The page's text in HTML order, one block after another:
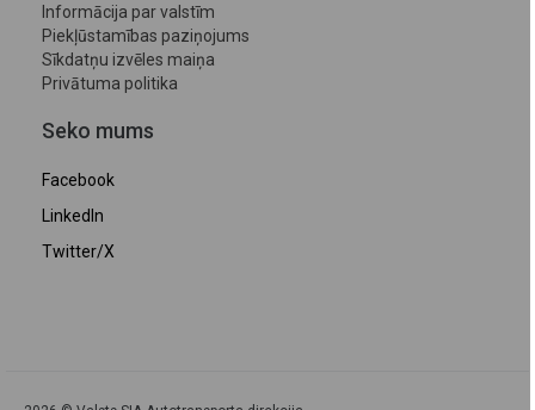
Informācija par valstīm
Piekļūstamības paziņojums
Sīkdatņu izvēles maiņa
Privātuma politika
Seko mums
Facebook
LinkedIn
Twitter/X